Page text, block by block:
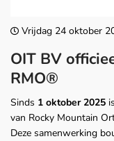
Vrijdag 24 oktober
OIT BV
RMO®
Sinds 1 oktober 2025
van Rocky Mountain
Deze samenwerking